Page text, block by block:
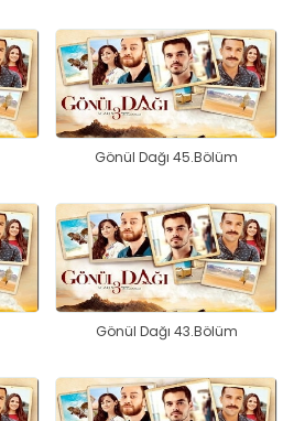
Gönül Dağı 45.Bölüm
Gönül Dağı 43.Bölüm